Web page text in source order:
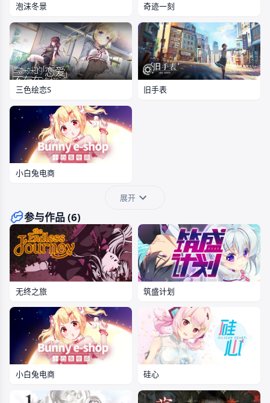
泡沫冬景 奇迹一刻
三色绘恋S 旧手表
小白兔电商
展开
参与作品 (6)
无终之旅 筑盛计划
小白兔电商 硅心